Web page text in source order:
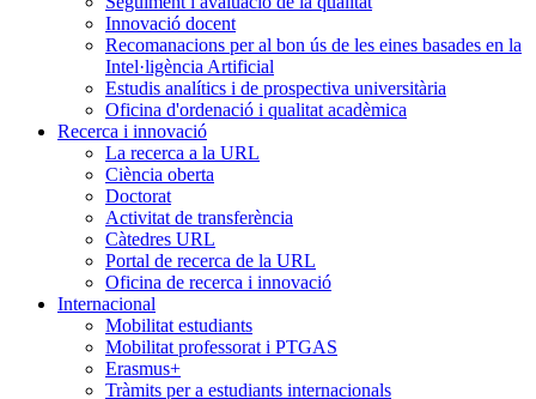
Innovació docent
Recomanacions per al bon ús de les eines basades en la
Intel·ligència Artificial
Estudis analítics i de prospectiva universitària
Oficina d'ordenació i qualitat acadèmica
Recerca i innovació
La recerca a la URL
Ciència oberta
Doctorat
Activitat de transferència
Càtedres URL
Portal de recerca de la URL
Oficina de recerca i innovació
Internacional
Mobilitat estudiants
Mobilitat professorat i PTGAS
Erasmus+
Tràmits per a estudiants internacionals